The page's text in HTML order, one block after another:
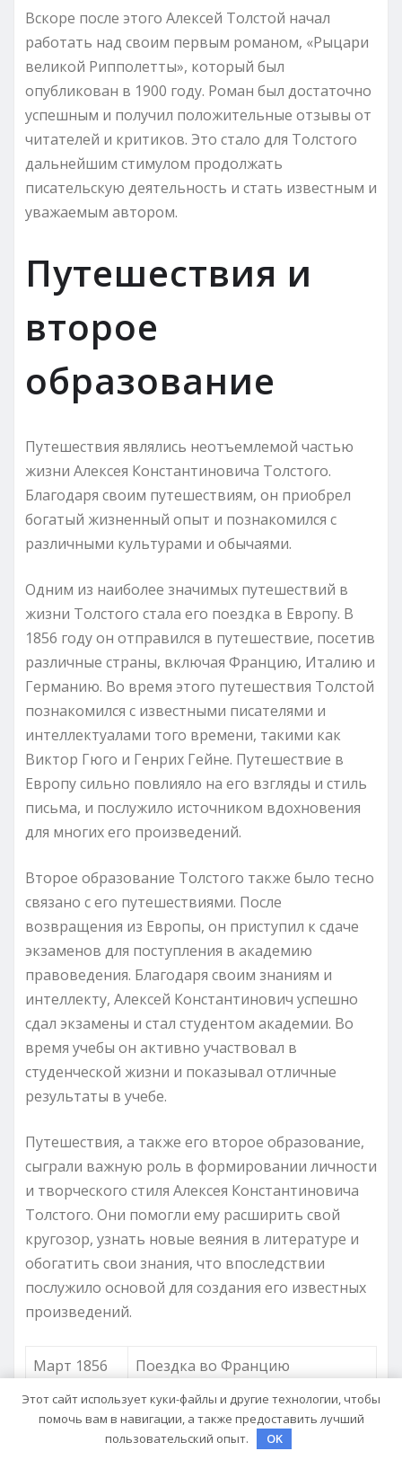
Вскоре после этого Алексей Толстой начал
работать над своим первым романом, «Рыцари
великой Рипполетты», который был
опубликован в 1900 году. Роман был достаточно
успешным и получил положительные отзывы от
читателей и критиков. Это стало для Толстого
дальнейшим стимулом продолжать
писательскую деятельность и стать известным и
уважаемым автором.
Путешествия и
второе
образование
Путешествия являлись неотъемлемой частью
жизни Алексея Константиновича Толстого.
Благодаря своим путешествиям, он приобрел
богатый жизненный опыт и познакомился с
различными культурами и обычаями.
Одним из наиболее значимых путешествий в
жизни Толстого стала его поездка в Европу. В
1856 году он отправился в путешествие, посетив
различные страны, включая Францию, Италию и
Германию. Во время этого путешествия Толстой
познакомился с известными писателями и
интеллектуалами того времени, такими как
Виктор Гюго и Генрих Гейне. Путешествие в
Европу сильно повлияло на его взгляды и стиль
письма, и послужило источником вдохновения
для многих его произведений.
Второе образование Толстого также было тесно
связано с его путешествиями. После
возвращения из Европы, он приступил к сдаче
экзаменов для поступления в академию
правоведения. Благодаря своим знаниям и
интеллекту, Алексей Константинович успешно
сдал экзамены и стал студентом академии. Во
время учебы он активно участвовал в
студенческой жизни и показывал отличные
результаты в учебе.
Путешествия, а также его второе образование,
сыграли важную роль в формировании личности
и творческого стиля Алексея Константиновича
Толстого. Они помогли ему расширить свой
кругозор, узнать новые веяния в литературе и
обогатить свои знания, что впоследствии
послужило основой для создания его известных
произведений.
Март 1856
Поездка во Францию
Май 1856
Поездка в Италию
Май-июнь
Этот сайт использует куки-файлы и другие технологии, чтобы
помочь вам в навигации, а также предоставить лучший
пользовательский опыт.
OK